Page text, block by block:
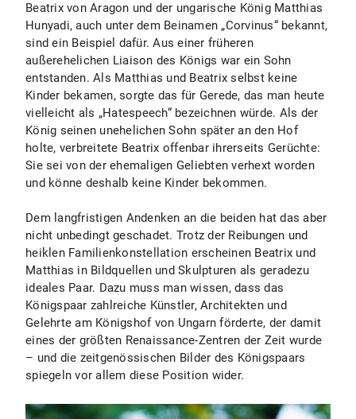
Beatrix von Aragon und der ungarische König Matthias
Hunyadi, auch unter dem Beinamen „Corvinus“ bekannt,
sind ein Beispiel dafür. Aus einer früheren
außerehelichen Liaison des Königs war ein Sohn
entstanden. Als Matthias und Beatrix selbst keine
Kinder bekamen, sorgte das für Gerede, das man heute
vielleicht als „Hatespeech“ bezeichnen würde. Als der
König seinen unehelichen Sohn später an den Hof
holte, verbreitete Beatrix offenbar ihrerseits Gerüchte:
Sie sei von der ehemaligen Geliebten verhext worden
und könne deshalb keine Kinder bekommen.
Dem langfristigen Andenken an die beiden hat das aber
nicht unbedingt geschadet. Trotz der Reibungen und
heiklen Familienkonstellation erscheinen Beatrix und
Matthias in Bildquellen und Skulpturen als geradezu
ideales Paar. Dazu muss man wissen, dass das
Königspaar zahlreiche Künstler, Architekten und
Gelehrte am Königshof von Ungarn förderte, der damit
eines der größten Renaissance-Zentren der Zeit wurde
– und die zeitgenössischen Bilder des Königspaars
spiegeln vor allem diese Position wider.